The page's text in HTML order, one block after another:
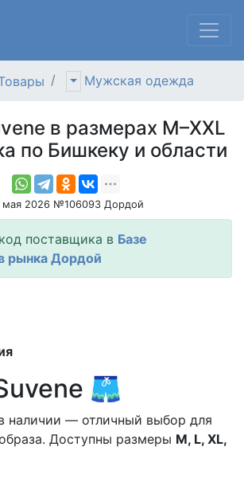
Мужская одежда
в размерах M–XXL
по Бишкеку и области
мая 2026 №106093 Дордой
код поставщика в Базе
рынка Дордой
🩳
наличии — отличный выбор для
Доступны размеры M, L, XL,